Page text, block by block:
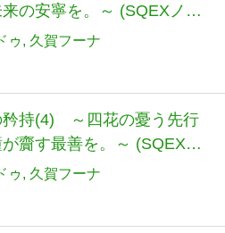
来の安寧を。～ (SQEXノベ
ゥ 久賀フーナ
矜持(4) ～四花の憂う先行
齎す最善を。～ (SQEXノ
ゥ 久賀フーナ